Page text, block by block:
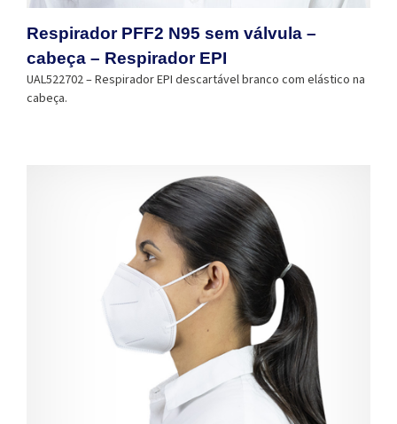
Respirador PFF2 N95 sem válvula –
cabeça – Respirador EPI
UAL522702 – Respirador EPI descartável branco com elástico na
cabeça.